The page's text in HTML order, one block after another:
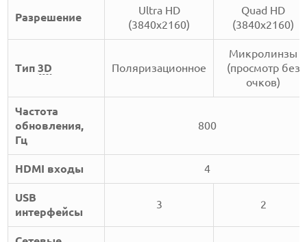
Разрешение
Ultra HD
(3840x2160)
Quad HD
(3840x2160)
Тип3D Поляризационное
Микролинзы
(просмотр без
очков)
Частота
обновления,
Гц
800
HDMI входы 4
USB
интерфейсы
3 2